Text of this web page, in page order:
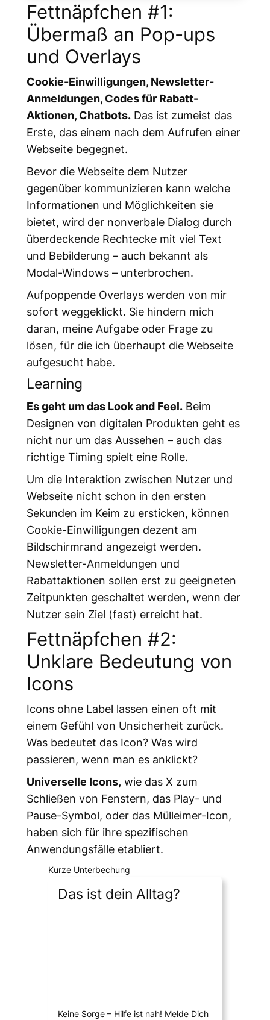
Fettnäpfchen #1:
Übermaß an Pop-ups
und Overlays
Cookie-Einwilligungen, Newsletter-
Anmeldungen, Codes für Rabatt-
Aktionen, Chatbots.Das ist zumeist das
Erste, das einem nach dem Aufrufen einer
Webseite begegnet.
Bevor die Webseite dem Nutzer
gegenüber kommunizieren kann welche
Informationen und Möglichkeiten sie
bietet, wird der nonverbale Dialog durch
überdeckende Rechtecke mit viel Text
und Bebilderung – auch bekannt als
Modal-Windows – unterbrochen.
Aufpoppende Overlays werden von mir
sofort weggeklickt. Sie hindern mich
daran, meine Aufgabe oder Frage zu
lösen, für die ich überhaupt die Webseite
aufgesucht habe.
Learning
Es geht um das Lookand Feel.Beim
Designen von digitalen Produkten geht es
nicht nur um das Aussehen – auch das
richtige Timing spielt eine Rolle.
Um die Interaktion zwischen Nutzer und
Webseite nicht schon in den ersten
Sekunden im Keim zu ersticken, können
Cookie-Einwilligungen dezent am
Bildschirmrand angezeigt werden.
Newsletter-Anmeldungen und
Rabattaktionen sollen erst zu geeigneten
Zeitpunkten geschaltet werden, wenn der
Nutzer sein Ziel (fast) erreicht hat.
Fettnäpfchen #2:
Unklare Bedeutung von
Icons
Icons ohne Label lassen einen oft mit
einem Gefühl von Unsicherheit zurück.
Was bedeutet das Icon? Was wird
passieren, wenn man es anklickt?
Universelle Icons, wie das X zum
Schließen von Fenstern, das Play- und
Pause-Symbol, oder das Mülleimer-Icon,
haben sich für ihre spezifischen
Anwendungsfälle etabliert.
Kurze Unterbechung
Das ist dein Alltag?
Keine Sorge – Hilfe ist nah! Melde Dich